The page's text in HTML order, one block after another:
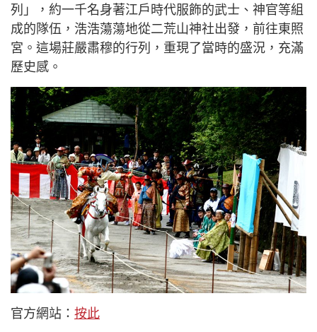
列」，約一千名身著江戶時代服飾的武士、神官等組
成的隊伍，浩浩蕩蕩地從二荒山神社出發，前往東照
宮。這場莊嚴肅穆的行列，重現了當時的盛況，充滿
歷史感。
官方網站： 按此